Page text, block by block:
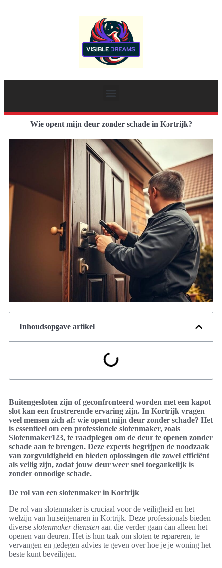
Wie opent mijn deur zonder schade in Kortrijk?
Inhoudsopgave artikel
Buitengesloten zijn of geconfronteerd worden met een kapot
slot kan een frustrerende ervaring zijn. In Kortrijk vragen
veel mensen zich af: wie opent mijn deur zonder schade? Het
is essentieel om een professionele slotenmaker, zoals
Slotenmaker123, te raadplegen om de deur te openen zonder
schade aan te brengen. Deze experts begrijpen de noodzaak
van zorgvuldigheid en bieden oplossingen die zowel efficiënt
als veilig zijn, zodat jouw deur weer snel toegankelijk is
zonder onnodige schade.
De rol van een slotenmaker in Kortrijk
De rol van slotenmaker is cruciaal voor de veiligheid en het
welzijn van huiseigenaren in Kortrijk. Deze professionals bieden
diverse slotenmaker diensten aan die verder gaan dan alleen het
openen van deuren. Het is hun taak om sloten te repareren, te
vervangen en gedegen advies te geven over hoe je je woning het
beste kunt beveiligen.